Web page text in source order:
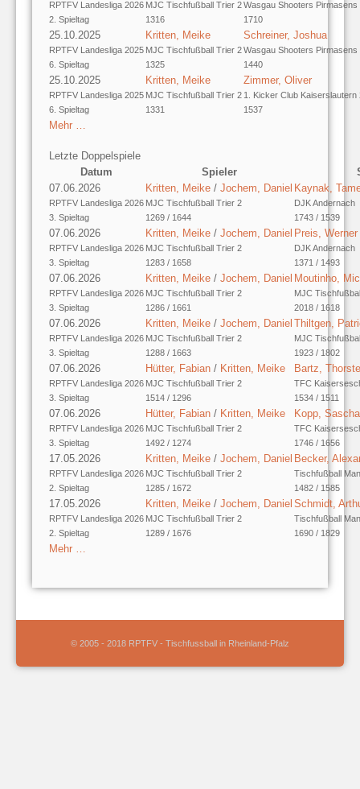
RPTFV Landesliga 2026
2. Spieltag
MJC Tischfußball Trier 2
1316
Wasgau Shooters Pirmasens
1710
25.10.2025
RPTFV Landesliga 2025
6. Spieltag
Kritten, Meike
MJC Tischfußball Trier 2
1325
Schreiner, Joshua
Wasgau Shooters Pirmasens
1440
25.10.2025
RPTFV Landesliga 2025
6. Spieltag
Kritten, Meike
MJC Tischfußball Trier 2
1331
Zimmer, Oliver
1. Kicker Club Kaiserslautern
1537
Mehr …
Letzte Doppelspiele
Datum
Spieler
07.06.2026
RPTFV Landesliga 2026
3. Spieltag
Kritten, Meike / Jochem, Daniel
MJC Tischfußball Trier 2
1269 / 1644
Kaynak,
DJK Andernach
1743 / 1539
07.06.2026
RPTFV Landesliga 2026
3. Spieltag
Kritten, Meike / Jochem, Daniel
MJC Tischfußball Trier 2
1283 / 1658
Preis, Werner
DJK Andernach
1371 / 1493
07.06.2026
RPTFV Landesliga 2026
3. Spieltag
Kritten, Meike / Jochem, Daniel
MJC Tischfußball Trier 2
1286 / 1661
Moutinho,
MJC
2018 / 1618
07.06.2026
RPTFV Landesliga 2026
3. Spieltag
Kritten, Meike / Jochem, Daniel
MJC Tischfußball Trier 2
1288 / 1663
Thiltgen,
MJC
1923 / 1802
07.06.2026
RPTFV Landesliga 2026
3. Spieltag
Hütter, Fabian / Kritten, Meike
MJC Tischfußball Trier 2
1514 / 1296
Bartz,
TFC
1534 / 1511
07.06.2026
RPTFV Landesliga 2026
3. Spieltag
Hütter, Fabian / Kritten, Meike
MJC Tischfußball Trier 2
1492 / 1274
Kopp, Sascha
TFC
1746 / 1656
17.05.2026
RPTFV Landesliga 2026
2. Spieltag
Kritten, Meike / Jochem, Daniel
MJC Tischfußball Trier 2
1285 / 1672
Becker,
Tischfußball
1482 / 1585
17.05.2026
RPTFV Landesliga 2026
2. Spieltag
Kritten, Meike / Jochem, Daniel
MJC Tischfußball Trier 2
1289 / 1676
Schmidt,
Tischfußball
1690 / 1829
Mehr …
© 2005 - 2018 RPTFV - Tischfussball in Rheinland-Pfalz